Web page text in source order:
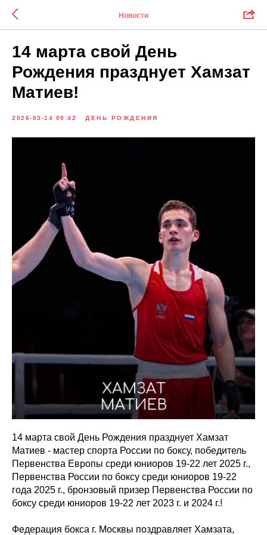
Новости
14 марта свой День
Рождения празднует Хамзат
Матиев!
2026-03-14 09:42 ДЕНЬ РОЖДЕНИЯ
14 марта свой День Рождения празднует Хамзат
Матиев - мастер спорта России по боксу, победитель
Первенства Европы среди юниоров 19-22 лет 2025 г.,
Первенства России по боксу среди юниоров 19-22
года 2025 г., бронзовый призер Первенства России по
боксу среди юниоров 19-22 лет 2023 г. и 2024 г.!
Федерация бокса г. Москвы поздравляет Хамзата,